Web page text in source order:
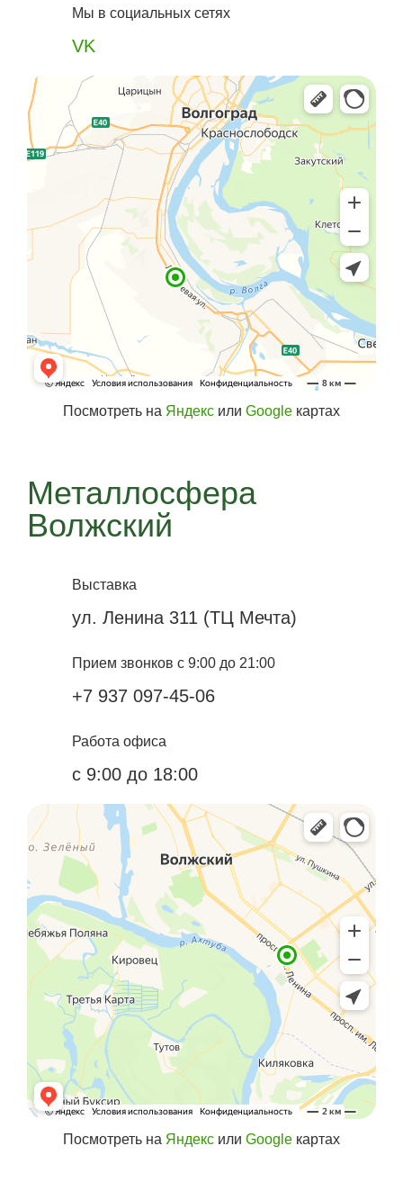
Мы в социальных сетях
VK
Посмотреть на Яндекс или Google картах
Металлосфера
Волжский
Выставка
ул. Ленина 311 (ТЦ Мечта)
Прием звонков с 9:00 до 21:00
+7 937 097-45-06
Работа офиса
с 9:00 до 18:00
Посмотреть на Яндекс или Google картах